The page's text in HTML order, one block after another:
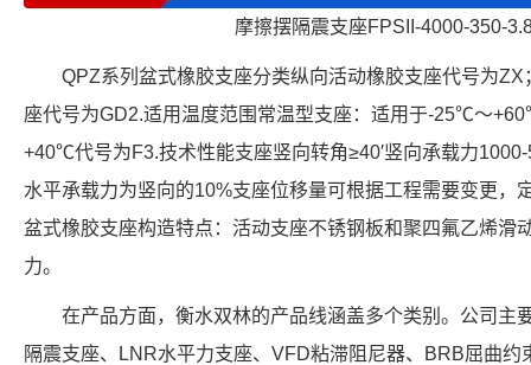
摩擦摆隔震支座FPSII-4000-350-
QPZ系列盆式橡胶支座分类纵向活动橡胶支座代号为
座代号为GD2.适用温度范围常温型支座：适用于-25℃～
+40℃代号为F3.技术性能支座竖向转角≥40′竖向承载力
水平承载力为竖向的10%支座位移量可根据工程需要变更，
盆式橡胶支座构造特点：活动支座不锈钢板和聚四氟乙烯滑
力。
在产品方面，衡水双林的产品线涵盖多个类别。公司主
隔震支座、LNR水平力支座、VFD粘滞阻尼器、BRB屈曲